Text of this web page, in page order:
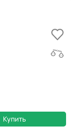
Купить